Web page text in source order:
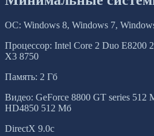
ОС: Windows 8, Windows 7,
Процессор: Intel Core 2 Duo E8200
X3 8750
Память: 2 Гб
Видео: GeForce 8800 GT series 512
HD4850 512 Мб
DirectX 9.0c